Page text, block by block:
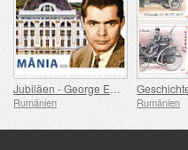
Jubiläen - George Emil Palade Universität für Medizin, Pharmazie, Naturwissenschaften und Technologie von Targu Mures
Rumänien Rumänien